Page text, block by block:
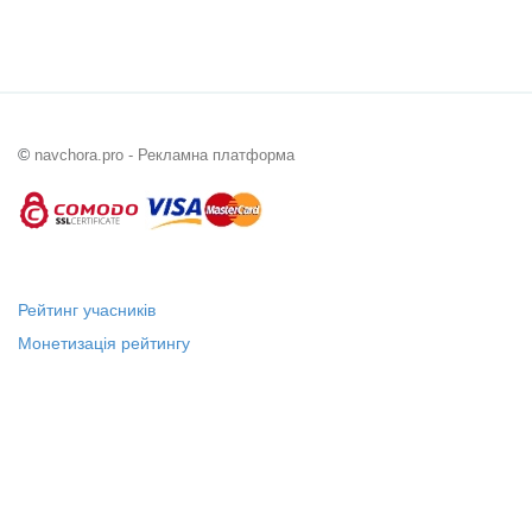
© navchora.pro - Рекламна платформа
Рейтинг учасників
Монетизація рейтингу